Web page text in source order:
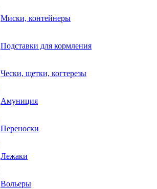
Миски, контейнеры
Подставки для кормления
Чески, щетки, когтерезы
Амуниция
Переноски
Лежаки
Вольеры